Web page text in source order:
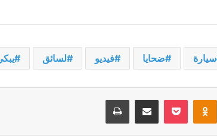
سيارة ضحايا فيديو لسائق
Odnoklassniki
‫Pocketمشاركة عبر البريد طباعة